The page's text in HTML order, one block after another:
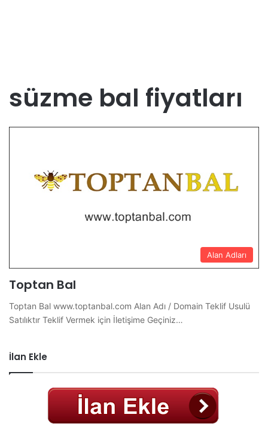
süzme bal fiyatları
Alan Adları
Toptan Bal
Toptan Bal www.toptanbal.com Alan Adı / Domain Teklif Usulü
Satılıktır Teklif Vermek için İletişime Geçiniz…
İlan Ekle